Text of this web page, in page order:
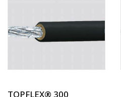
TOPFLEX® 300